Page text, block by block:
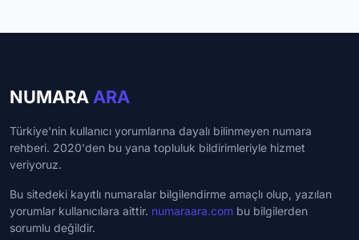
NUMARA ARA
Türkiye'nin kullanıcı yorumlarına dayalı bilinmeyen numara
rehberi. 2020'den bu yana topluluk bildirimleriyle hizmet
veriyoruz.
Bu sitedeki kayıtlı numaralar bilgilendirme amaçlı olup, yazılan
yorumlar kullanıcılara aittir. numaraara.com bu bilgilerden
sorumlu değildir.